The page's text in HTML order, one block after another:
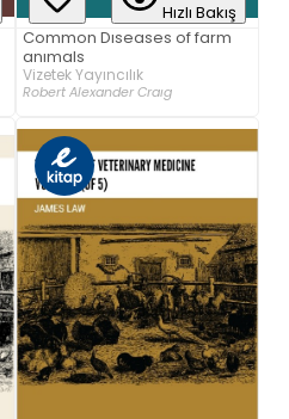
Hızlı Bakış
Common Dıseases of farm
anımals
Vizetek Yayıncılık
Robert Alexander Craıg